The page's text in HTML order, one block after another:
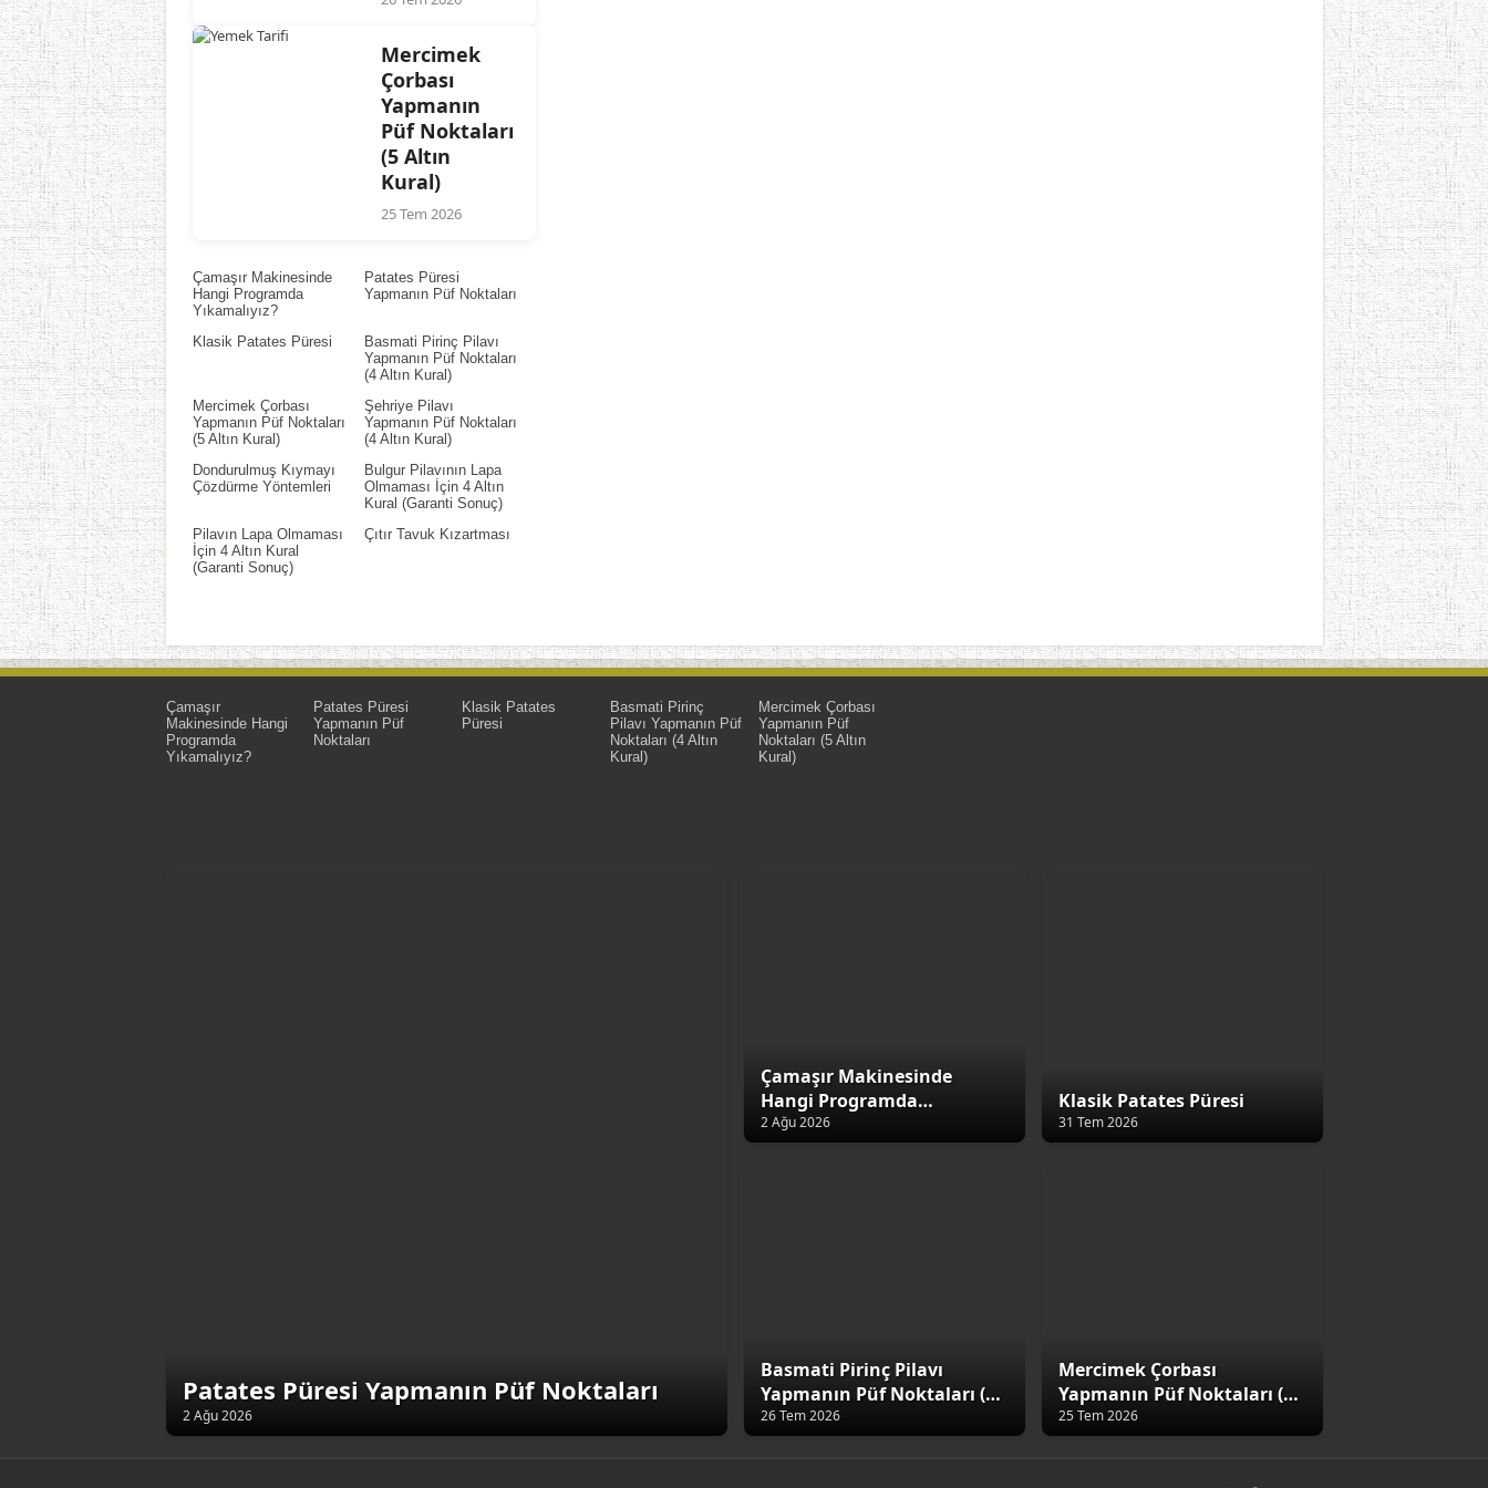
Mercimek
Çorbası
Yapmanın
Püf Noktaları
(5 Altın
Kural)
25 Tem 2026
Çamaşır Makinesinde
Hangi Programda
Yıkamalıyız?
Patates Püresi
Yapmanın Püf Noktaları
Klasik Patates Püresi
Basmati Pirinç Pilavı
Yapmanın Püf Noktaları
(4 Altın Kural)
Mercimek Çorbası
Yapmanın Püf Noktaları
(5 Altın Kural)
Şehriye Pilavı
Yapmanın Püf Noktaları
(4 Altın Kural)
Dondurulmuş Kıymayı
Çözdürme Yöntemleri
Bulgur Pilavının Lapa
Olmaması İçin 4 Altın
Kural (Garanti Sonuç)
Pilavın Lapa Olmaması
İçin 4 Altın Kural
(Garanti Sonuç)
Çıtır Tavuk Kızartması
Çamaşır
Makinesinde Hangi
Programda
Yıkamalıyız?
Patates Püresi
Yapmanın Püf
Noktaları
Klasik Patates
Püresi
Basmati Pirinç
Pilavı Yapmanın Püf
Noktaları (4 Altın
Kural)
Mercimek Çorbası
Yapmanın Püf
Noktaları (5 Altın
Kural)
Patates Püresi Yapmanın Püf Noktaları
2 Ağu 2026
Çamaşır Makinesinde
Hangi Programda
Yıkamalıyız?
2 Ağu 2026
Klasik Patates Püresi
31 Tem 2026
Basmati Pirinç Pilavı
Yapmanın Püf Noktaları (4
Altın Kural)
26 Tem 2026
Mercimek Çorbası
Yapmanın Püf Noktaları (5
Altın Kural)
25 Tem 2026